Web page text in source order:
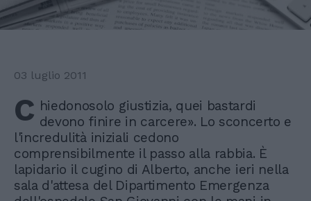
03 luglio 2011
C hiedonosolo giustizia, quei bastardi
devono finire in carcere». Lo sconcerto e
l'incredulità iniziali cedono
comprensibilmente il passo alla rabbia. È
lapidario il cugino di Alberto, anche ieri nella
sala d'attesa del Dipartimento Emergenza